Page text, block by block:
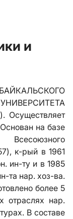
и
на базе
Всесоюзного
к-рый в 1961
ин-ту и в 1985
та нар. хоз-ва.
более 5
отраслях нар.
В составе